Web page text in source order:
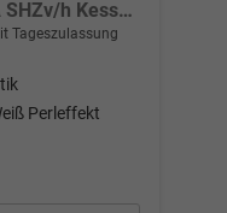
Selection DSG Selec ACC Kam SideA SHZv/h Kessy SunS
Tageszulassung
Perleffekt